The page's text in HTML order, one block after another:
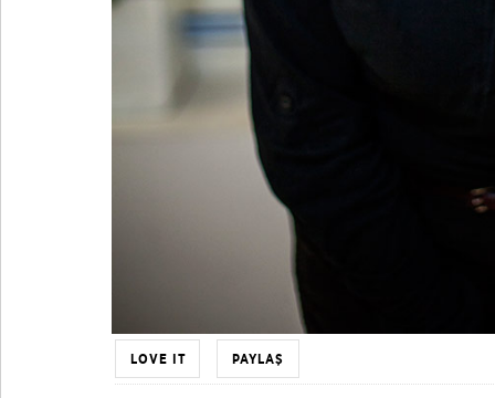
LOVE IT PAYLAŞ